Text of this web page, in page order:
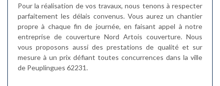
Pour la réalisation de vos travaux, nous tenons à respecter
parfaitement les délais convenus. Vous aurez un chantier
propre à chaque fin de journée, en faisant appel à notre
entreprise de couverture Nord Artois couverture. Nous
vous proposons aussi des prestations de qualité et sur
mesure à un prix défiant toutes concurrences dans la ville
de Peuplingues 62231.